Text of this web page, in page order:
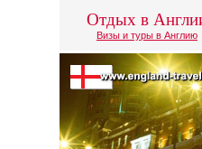
Отдых в
Визы и туры в Англию